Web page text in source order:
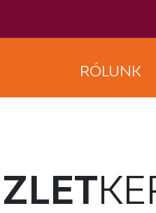
RÓLUNK